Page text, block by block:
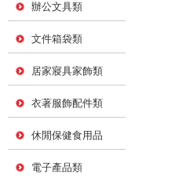
辦公文具類
文件箱袋類
居家寢具家飾類
衣著服飾配件類
休閒保健食用品
電子產品類